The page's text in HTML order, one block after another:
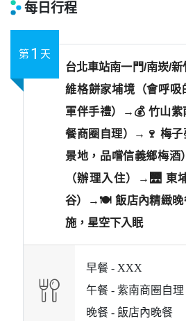
每日行程
第 1 天
台北車站南一門/南崁/
維格餅家埔境（會呼吸
軍伴手禮）→💰 竹山紫
餐商圈自理）→🍷 梅子
景地，品嚐信義鄉梅
（辦理入住）→🌉 東
谷）→🍽️ 飯店內精緻晚
施，星空下入眠
早餐 - XXX
午餐 - 紫南商圈自理
晚餐 - 飯店內晚餐